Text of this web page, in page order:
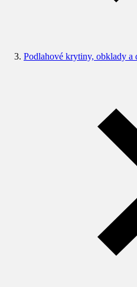
Podlahové krytiny, obklady a